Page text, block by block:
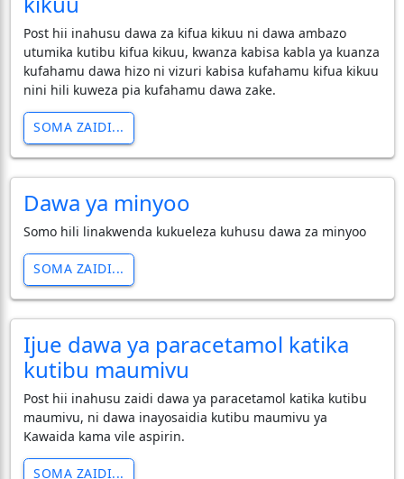
Post hii inahusu dawa za kifua kikuu ni dawa ambazo
utumika kutibu kifua kikuu, kwanza kabisa kabla ya kuanza
kufahamu dawa hizo ni vizuri kabisa kufahamu kifua kikuu
nini hili kuweza pia kufahamu dawa zake.
SOMA ZAIDI...
Dawa ya minyoo
Somo hili linakwenda kukueleza kuhusu dawa za minyoo
SOMA ZAIDI...
Ijue dawa ya paracetamol katika
kutibu maumivu
Post hii inahusu zaidi dawa ya paracetamol katika kutibu
maumivu, ni dawa inayosaidia kutibu maumivu ya
Kawaida kama vile aspirin.
SOMA ZAIDI...